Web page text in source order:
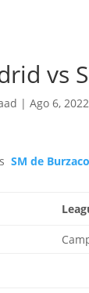
vs
|Ago 6, 2022
SM de Burzaco